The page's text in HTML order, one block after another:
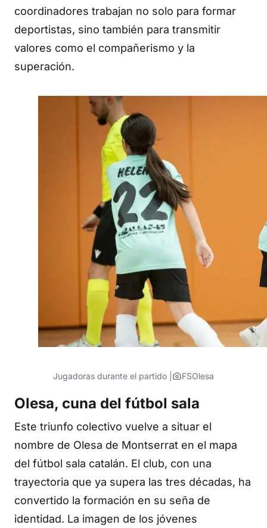
coordinadores trabajan no solo para formar
deportistas, sino también para transmitir
valores como el compañerismo y la
superación.
Jugadoras durante el partido | FSOlesa
Olesa, cuna del fútbol sala
Este triunfo colectivo vuelve a situar el
nombre de Olesa de Montserrat en el mapa
del fútbol sala catalán. El club, con una
trayectoria que ya supera las tres décadas, ha
convertido la formación en su seña de
identidad. La imagen de los jóvenes